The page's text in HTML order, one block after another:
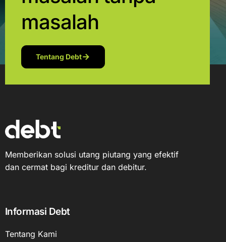
masalah
Tentang Debt
Memberikan solusi utang piutang yang efektif
dan cermat bagi kreditur dan debitur.
Informasi Debt
Tentang Kami